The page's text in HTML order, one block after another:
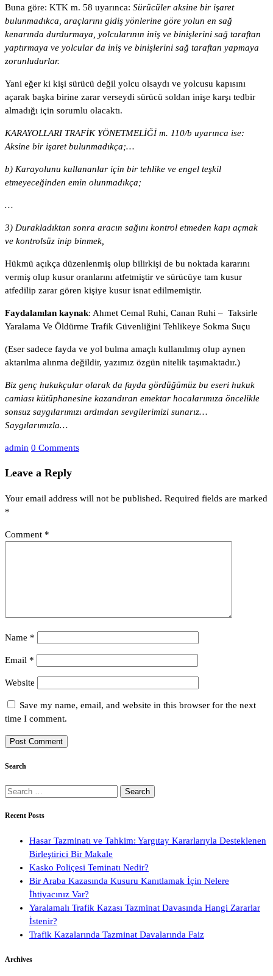
Buna göre: KTK m. 58 uyarınca: Sürücüler aksine bir işaret
bulunmadıkca, araçlarını gidiş yönlerine göre yolun en sağ
kenarında durdurmaya, yolcularının iniş ve binişlerini sağ taraftan
yaptırmaya ve yolcular da iniş ve binişlerini sağ taraftan yapmaya
zorunludurlar.
Yani eğer ki kişi sürücü değil yolcu olsaydı ve yolcusu kapısını
açarak başka birine zarar verseydi sürücü soldan inişe karşı tedbir
almadığı için sorumlu olacaktı.
KARAYOLLARI TRAFİK YÖNETMELİĞİ m. 110/b uyarınca ise:
Aksine bir işaret bulunmadıkça;…
b) Karayolunu kullananlar için bir tehlike ve engel teşkil
etmeyeceğinden emin olunmadıkça;
…
3) Durakladıktan sonra aracın sağını kontrol etmeden kapı açmak
ve kontrolsüz inip binmek,
Hükmü açıkça düzenlenmiş olup bilirkişi de bu noktada kararını
vermiş olup kusur oranlarını atfetmiştir ve sürücüye tam kusur
atfedilip zarar gören kişiye kusur isnat edilmemiştir.
Faydalanılan kaynak: Ahmet Cemal Ruhi, Canan Ruhi – Taksirle
Yaralama Ve Öldürme Trafik Güvenliğini Tehlikeye Sokma Suçu
(Eser sadece fayda ve yol bulma amaçlı kullanılmış olup aynen
aktarılma alınma değildir, yazımız özgün nitelik taşımaktadır.)
Biz genç hukukçular olarak da fayda gördüğümüz bu eseri hukuk
camiası kütüphanesine kazandıran emektar hocalarımıza öncelikle
sonsuz saygılarımızı ardından sevgilerimizi sunarız…
Saygılarımızla…
admin 0 Comments
Leave a Reply
Your email address will not be published. Required fields are marked
*
Comment *
Name *
Email *
Website
Save my name, email, and website in this browser for the next
time I comment.
Search
Search
Recent Posts
Hasar Tazminatı ve Tahkim: Yargıtay Kararlarıyla Desteklenen
Birleştirici Bir Makale
Kasko Poliçesi Teminatı Nedir?
Bir Araba Kazasında Kusuru Kanıtlamak İçin Nelere
İhtiyacınız Var?
Yaralamalı Trafik Kazası Tazminat Davasında Hangi Zararlar
İstenir?
Trafik Kazalarında Tazminat Davalarında Faiz
Archives